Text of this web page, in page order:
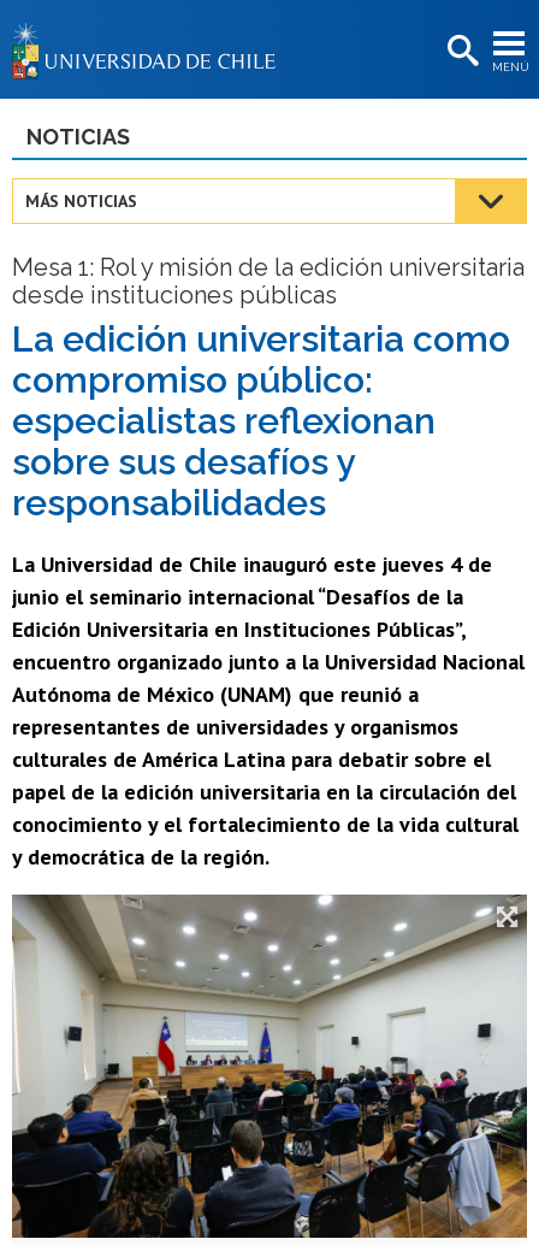
MENÚ
BIBLIOTECAS
Estudiantes
Académicas/os
Funcionarias/os
Egresadas/os
NOTICIAS
MÁS NOTICIAS
Mesa 1: Rol y misión de la edición universitaria
desde instituciones públicas
La edición universitaria como
compromiso público:
especialistas reflexionan
sobre sus desafíos y
responsabilidades
La Universidad de Chile inauguró este jueves 4 de
junio el seminario internacional “Desafíos de la
Edición Universitaria en Instituciones Públicas”,
encuentro organizado junto a la Universidad Nacional
Autónoma de México (UNAM) que reunió a
representantes de universidades y organismos
culturales de América Latina para debatir sobre el
papel de la edición universitaria en la circulación del
conocimiento y el fortalecimiento de la vida cultural
y democrática de la región.